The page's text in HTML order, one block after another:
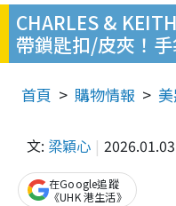
CHARLES &
帶鎖匙扣/皮夾！
首頁 購物情報
文: 梁穎心 2026.01.03
在Google追蹤
《UHK 港生活》